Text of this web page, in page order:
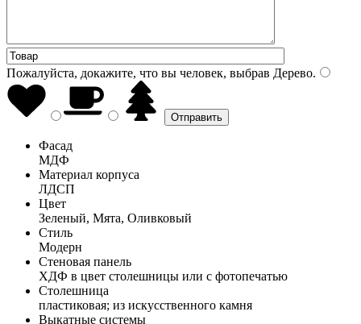
Пожалуйста, докажите, что вы человек, выбрав Дерево.
Фасад
МДФ
Материал корпуса
ЛДСП
Цвет
Зеленый, Мята, Оливковый
Стиль
Модерн
Стеновая панель
ХДФ в цвет столешницы или с фотопечатью
Столешница
пластиковая; из искусственного камня
Выкатные системы